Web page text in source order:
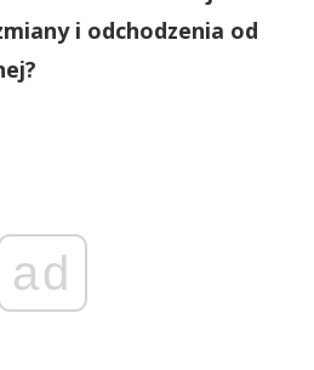
i odchodzenia od
ad